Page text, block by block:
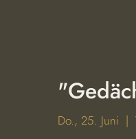
Do., 25. Juni
  |